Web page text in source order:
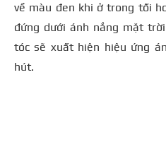
về màu đen khi ở trong tối
đứng dưới ánh nắng mặt
tóc sẽ xuất hiện hiệu ứng
hút.